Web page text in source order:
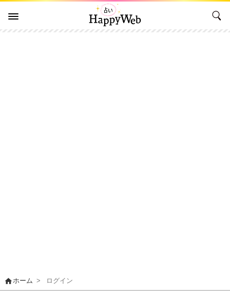
homeホーム > ログイン